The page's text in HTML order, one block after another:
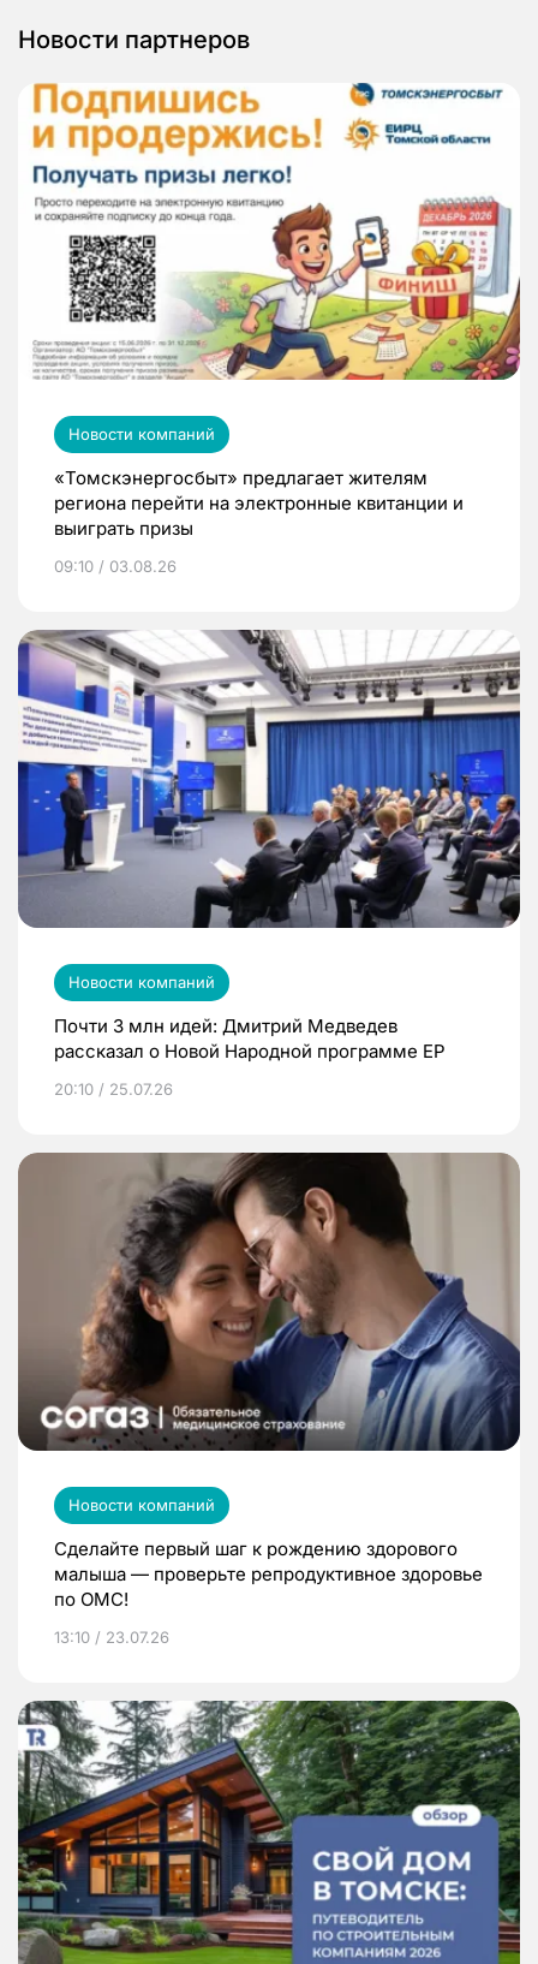
Новости партнеров
Новости компаний
«Томскэнергосбыт» предлагает жителям
региона перейти на электронные квитанции и
выиграть призы
09:10 / 03.08.26
Новости компаний
Почти 3 млн идей: Дмитрий Медведев
рассказал о Новой Народной программе ЕР
20:10 / 25.07.26
Новости компаний
Сделайте первый шаг к рождению здорового
малыша — проверьте репродуктивное здоровье
по ОМС!
13:10 / 23.07.26